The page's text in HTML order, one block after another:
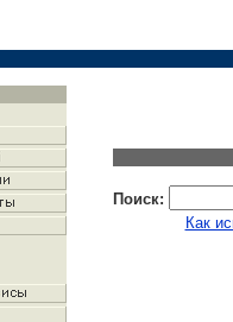
Поиск:
Как